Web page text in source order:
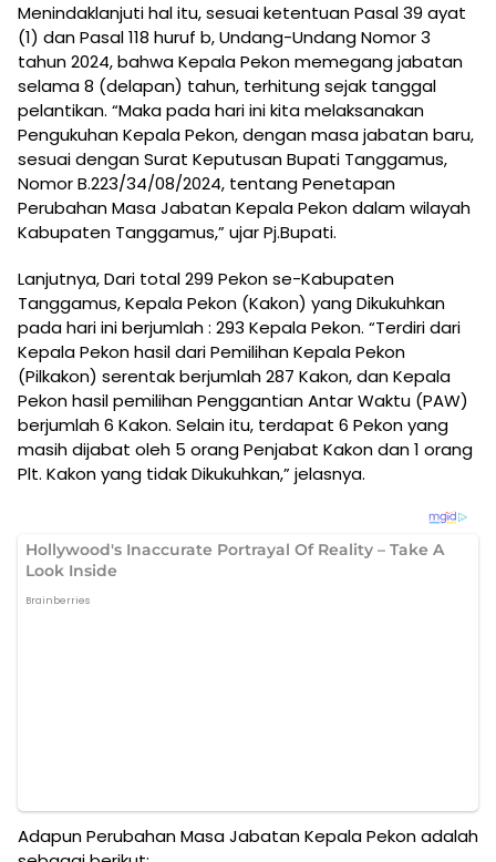
Menindaklanjuti hal itu, sesuai ketentuan Pasal 39 ayat
(1) dan Pasal 118 huruf b, Undang-Undang Nomor 3
tahun 2024, bahwa Kepala Pekon memegang jabatan
selama 8 (delapan) tahun, terhitung sejak tanggal
pelantikan. “Maka pada hari ini kita melaksanakan
Pengukuhan Kepala Pekon, dengan masa jabatan baru,
sesuai dengan Surat Keputusan Bupati Tanggamus,
Nomor B.223/34/08/2024, tentang Penetapan
Perubahan Masa Jabatan Kepala Pekon dalam wilayah
Kabupaten Tanggamus,” ujar Pj.Bupati.
Lanjutnya, Dari total 299 Pekon se-Kabupaten
Tanggamus, Kepala Pekon (Kakon) yang Dikukuhkan
pada hari ini berjumlah : 293 Kepala Pekon. “Terdiri dari
Kepala Pekon hasil dari Pemilihan Kepala Pekon
(Pilkakon) serentak berjumlah 287 Kakon, dan Kepala
Pekon hasil pemilihan Penggantian Antar Waktu (PAW)
berjumlah 6 Kakon. Selain itu, terdapat 6 Pekon yang
masih dijabat oleh 5 orang Penjabat Kakon dan 1 orang
Plt. Kakon yang tidak Dikukuhkan,” jelasnya.
Adapun Perubahan Masa Jabatan Kepala Pekon adalah